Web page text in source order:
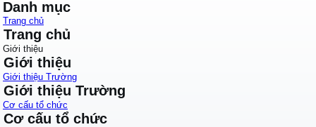
Danh mục
Trang chủ
Trang chủ
Giới thiệu
Giới thiệu
Giới thiệu Trường
Giới thiệu Trường
Cơ cấu tổ chức
Cơ cấu tổ chức